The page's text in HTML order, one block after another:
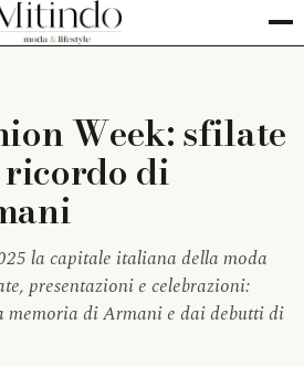
Week: sfilate
di
la capitale italiana della moda
presentazioni e celebrazioni:
memoria di Armani e dai debutti di